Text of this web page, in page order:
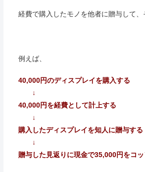
経費で購入したモノを他者に贈与して
例えば、
40,000円のディスプレイを購入する
↓
40,000円を経費として計上する
↓
購入したディスプレイを知人に贈与する
↓
贈与した見返りに現金で35,000円をコッ